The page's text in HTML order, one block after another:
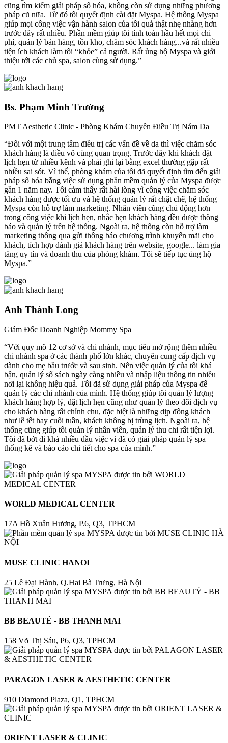
cũng tìm kiếm giải pháp số hóa, không còn sử dụng những phương
pháp cũ nữa. Từ đó tôi quyết định cài đặt Myspa. Hệ thống Myspa
giúp mọi công việc vận hành salon của tôi quả thật nhẹ nhàng hơn
trước đây rất nhiều. Phần mềm giúp tôi tính toán hầu hết mọi chi
phí, quản lý bán hàng, tồn kho, chăm sóc khách hàng...và rất nhiều
tiện ích khách làm tôi “khỏe” cả người. Rất ủng hộ Myspa và giới
thiệu tới các chủ spa, salon cùng sử dụng.”
Bs. Phạm Minh Trường
PMT Aesthetic Clinic - Phòng Khám Chuyên Điều Trị Nám Da
“Đối với một trung tâm điều trị các vấn đề về da thì việc chăm sóc
khách hàng là điều vô cùng quan trọng. Trước đây khi khách đặt
lịch hẹn từ nhiều kênh và phải ghi lại bằng excel thường gặp rất
nhiều sai sót. Vì thế, phòng khám của tôi đã quyết định tìm đến giải
pháp số hóa bằng việc sử dụng phần mềm quản lý của Myspa được
gần 1 năm nay. Tôi cảm thấy rất hài lòng vì công việc chăm sóc
khách hàng được tối ưu và hệ thống quản lý rất chặt chẽ, hệ thống
Myspa còn hỗ trợ làm marketing. Nhân viên cũng chủ động hơn
trong công việc khi lịch hẹn, nhắc hẹn khách hàng đều được thông
báo và quản lý trên hệ thống. Ngoài ra, hệ thống còn hỗ trợ làm
marketing thông qua gửi thông báo chương trình khuyến mãi cho
khách, tích hợp đánh giá khách hàng trên website, google... làm gia
tăng uy tín và doanh thu của phòng khám. Tôi sẽ tiếp tục ủng hộ
Myspa.”
Anh Thành Long
Giám Đốc Doanh Nghiệp Mommy Spa
“Với quy mô 12 cơ sở và chi nhánh, mục tiêu mở rộng thêm nhiều
chi nhánh spa ở các thành phố lớn khác, chuyên cung cấp dịch vụ
dành cho mẹ bầu trước và sau sinh. Nên việc quản lý của tôi khá
bận, quản lý sổ sách ngày càng nhiều và nhập liệu thông tin nhiều
nơi lại không hiệu quả. Tôi đã sử dụng giải pháp của Myspa để
quản lý các chi nhánh của mình. Hệ thống giúp tôi quản lý lượng
khách hàng hợp lý, đặt lịch hẹn cũng như quản lý theo dõi dịch vụ
cho khách hàng rất chỉnh chu, đặc biệt là những dịp đông khách
như lễ tết hay cuối tuần, khách không bị trùng lịch. Ngoài ra, hệ
thống cũng giúp tôi quản lý nhân viên, quản lý thu chi rất tiện lợi.
Tôi đã bớt đi khá nhiều đầu việc vì đã có giải pháp quản lý spa
thống kê và báo cáo chi tiết cho spa của mình.”
WORLD MEDICAL CENTER
17A Hồ Xuân Hương, P.6, Q3, TPHCM
MUSE CLINIC HANOI
25 Lê Đại Hành, Q.Hai Bà Trưng, Hà Nội
BB BEAUTÉ - BB THANH MAI
158 Võ Thị Sáu, P6, Q3, TPHCM
PARAGON LASER & AESTHETIC CENTER
910 Diamond Plaza, Q1, TPHCM
ORIENT LASER & CLINIC